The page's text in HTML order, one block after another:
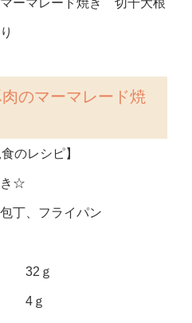
ーマレード焼き 切干大根
のマーマレード焼
のレシピ】
き☆
丁、フライパン
ｇ
4ｇ